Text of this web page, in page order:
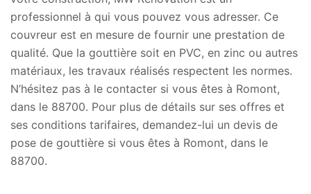
professionnel à qui vous pouvez vous adresser. Ce
couvreur est en mesure de fournir une prestation de
qualité. Que la gouttière soit en PVC, en zinc ou autres
matériaux, les travaux réalisés respectent les normes.
N’hésitez pas à le contacter si vous êtes à Romont,
dans le 88700. Pour plus de détails sur ses offres et
ses conditions tarifaires, demandez-lui un devis de
pose de gouttière si vous êtes à Romont, dans le
88700.